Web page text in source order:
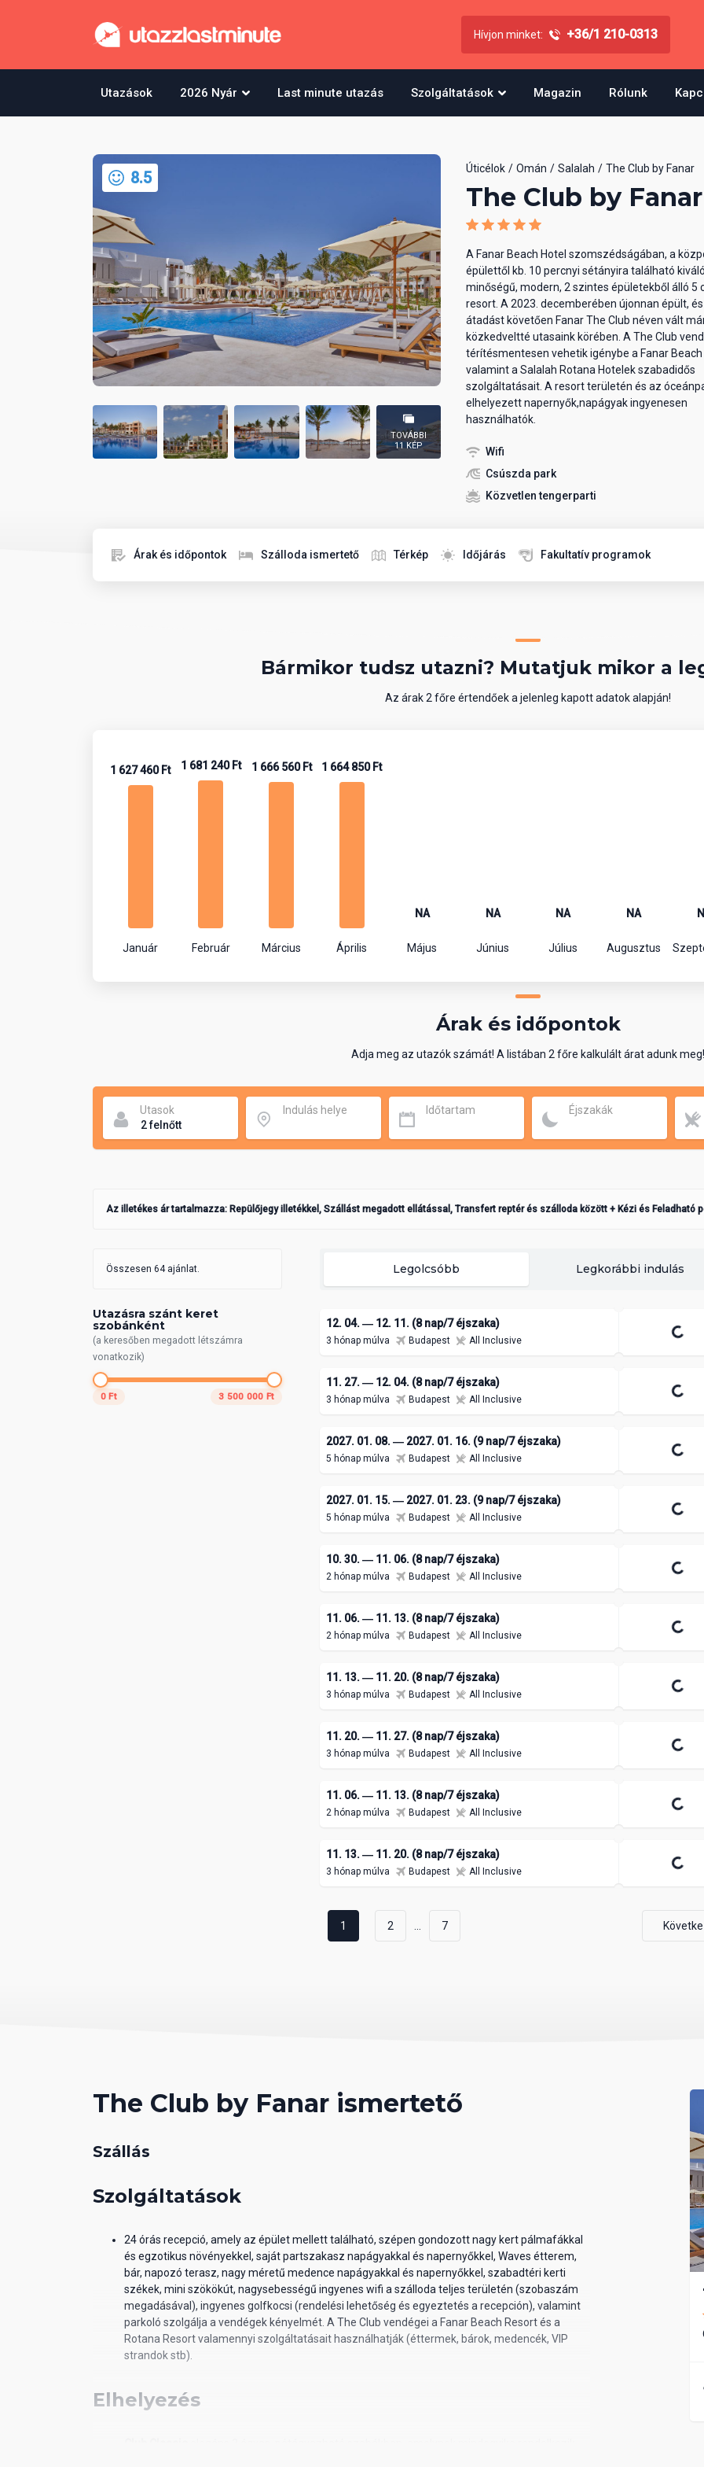
Hívjon minket: +36/1 210-0313
Utazások 2026 Nyár Last minute utazás Szolgáltatások Magazin Rólunk
8.5
TOVÁBBI
11 KÉP
Úticélok Omán Salalah The Club by Fanar
The Club by Fanar
A Fanar Beach Hotel szomszédságában, a
épülettől kb. 10 percnyi sétányira található
minőségű, modern, 2 szintes épületekből álló 5
resort. A 2023. decemberében újonnan épült,
átadást követően Fanar The Club néven vált
közkedveltté utasaink körében. A The Club
térítésmentesen vehetik igénybe a Fanar Beach
valamint a Salalah Rotana Hotelek szabadidős
szolgáltatásait. A resort területén és az
elhelyezett napernyők,napágyak ingyenesen
használhatók.
Wifi
Csúszda park
Közvetlen tengerparti
Árak és időpontok Szálloda ismertető Térkép Időjárás Fakultatív programok
Bármikor tudsz utazni? Mutatjuk mikor a
Az árak 2 főre értendőek a jelenleg kapott adatok alapján!
1 627 460 Ft
Január
1 681 240 Ft
Február
1 666 560 Ft
Március
1 664 850 Ft
Április
NA
Május
NA
Június
NA
Július
NA
Augusztus
Árak és időpontok
Adja meg az utazók számát! A listában 2 főre kalkulált árat adunk meg!
Utasok Indulás helye Időtartam Éjszakák
Az illetékes ár tartalmazza: Repülőjegy illetékkel, Szállást megadott ellátással, Transfert reptér és szálloda között + Kézi és Feladható
Összesen 64 ajánlat.
Utazásra szánt keret
szobánként
(a keresőben megadott létszámra
vonatkozik)
0 Ft 3 500 000 Ft
Legolcsóbb Legkorábbi indulás
12. 04. ― 12. 11. (8 nap/7 éjszaka)
3 hónap múlva Budapest All Inclusive
11. 27. ― 12. 04. (8 nap/7 éjszaka)
3 hónap múlva Budapest All Inclusive
2027. 01. 08. ― 2027. 01. 16. (9 nap/7 éjszaka)
5 hónap múlva Budapest All Inclusive
2027. 01. 15. ― 2027. 01. 23. (9 nap/7 éjszaka)
5 hónap múlva Budapest All Inclusive
10. 30. ― 11. 06. (8 nap/7 éjszaka)
2 hónap múlva Budapest All Inclusive
11. 06. ― 11. 13. (8 nap/7 éjszaka)
2 hónap múlva Budapest All Inclusive
11. 13. ― 11. 20. (8 nap/7 éjszaka)
3 hónap múlva Budapest All Inclusive
11. 20. ― 11. 27. (8 nap/7 éjszaka)
3 hónap múlva Budapest All Inclusive
11. 06. ― 11. 13. (8 nap/7 éjszaka)
2 hónap múlva Budapest All Inclusive
1 646 800 Ft
/ 2 fő
11. 13. ― 11. 20. (8 nap/7 éjszaka)
3 hónap múlva Budapest All Inclusive
1 664 850 Ft
/ 2 fő
1 2 7
The Club by Fanar ismertető
Szállás
Szolgáltatások
24 órás recepció, amely az épület mellett található, szépen gondozott nagy kert pálmafákkal
és egzotikus növényekkel, saját partszakasz napágyakkal és napernyőkkel, Waves étterem,
bár, napozó terasz, nagy méretű medence napágyakkal és napernyőkkel, szabadtéri kerti
székek, mini szökökút, nagysebességű ingyenes wifi a szálloda teljes területén (szobaszám
megadásával), ingyenes golfkocsi (rendelési lehetőség és egyeztetés a recepción), valamint
parkoló szolgálja a vendégek kényelmét. A The Club vendégei a Fanar Beach Resort és a
Rotana Resort valamennyi szolgáltatásait használhatják (éttermek, bárok, medencék, VIP
strandok stb).
Elhelyezés